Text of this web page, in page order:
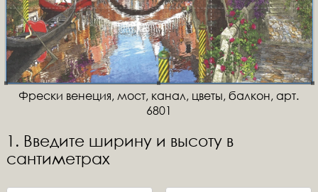
Фрески венеция, мост, канал, цветы, балкон, арт.
6801
1. Введите ширину и высоту в
сантиметрах